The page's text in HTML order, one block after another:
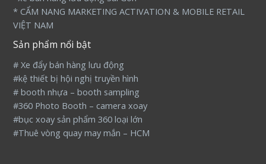
* CẨM NANG MARKETING ACTIVATION & MOBILE RETAIL
VIỆT NAM
Sản phẩm nổi bật
# Xe đẩy bán hàng lưu động
#kệ thiết bị hội nghị truyền hình
# booth nhựa – booth sampling
#360 Photo Booth – camera xoay
#bục xoay sản phẩm 360 loại lớn
#Thuê vòng quay may mắn – HCM